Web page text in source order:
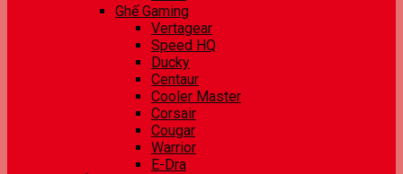
Ghế Gaming
Vertagear
Speed HQ
Ducky
Centaur
Cooler Master
Corsair
Cougar
Warrior
E-Dra